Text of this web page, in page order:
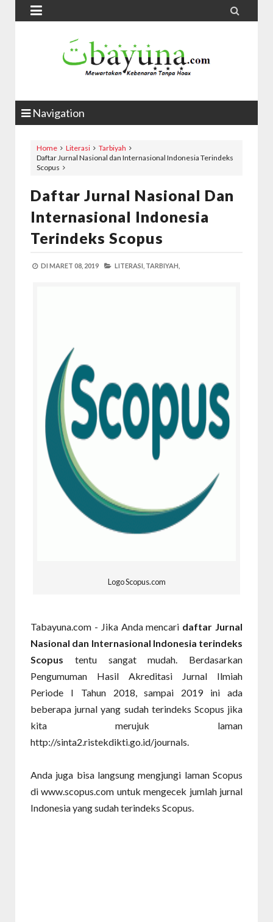
 
Navigation
Home Literasi
Tarbiyah
Daftar Jurnal Nasional dan Internasional Indonesia Terindeks
Scopus
Daftar Jurnal Nasional Dan
Internasional Indonesia
Terindeks Scopus
DI MARET 08, 2019 LITERASI, TARBIYAH,
Logo Scopus.com
Tabayuna.com - Jika Anda mencari daftar Jurnal
Nasional dan Internasional Indonesia terindeks
Scopus tentu sangat mudah. Berdasarkan
Pengumuman Hasil Akreditasi Jurnal Ilmiah
Periode I Tahun 2018, sampai 2019 ini ada
beberapa jurnal yang sudah terindeks Scopus jika
kita merujuk laman
http://sinta2.ristekdikti.go.id/journals.
Anda juga bisa langsung mengjungi laman Scopus
di www.scopus.com untuk mengecek jumlah jurnal
Indonesia yang sudah terindeks Scopus.